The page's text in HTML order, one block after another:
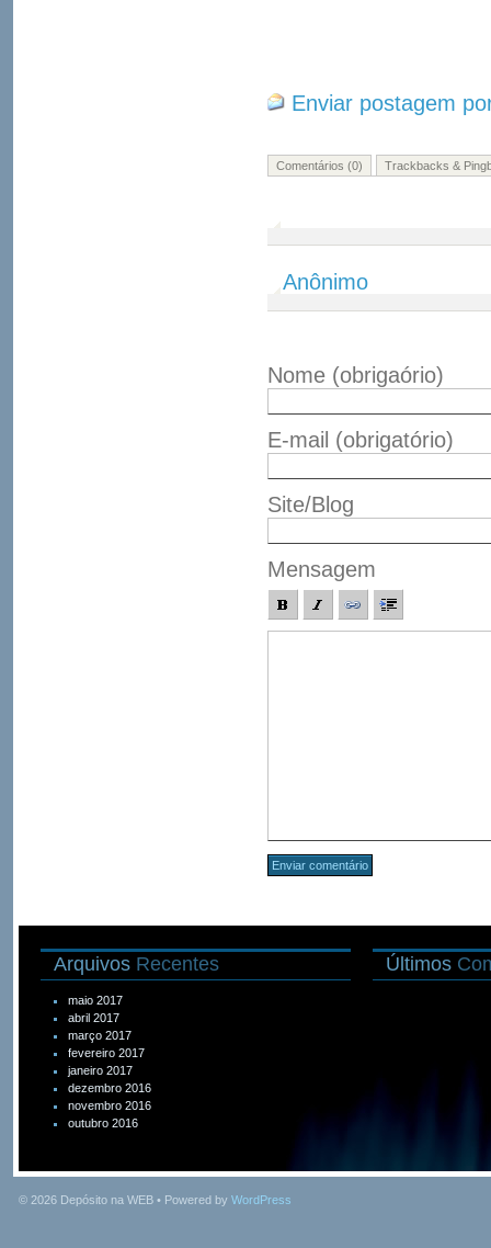
Enviar postagem
Comentários (0) Trackbacks &
Anônimo
Nome (obrigaório)
E-mail (obrigatório)
Site/Blog
Mensagem
Arquivos Recentes
maio 2017
abril 2017
março 2017
fevereiro 2017
janeiro 2017
dezembro 2016
novembro 2016
outubro 2016
Últimos
© 2026 Depósito na WEB • Powered by WordPress